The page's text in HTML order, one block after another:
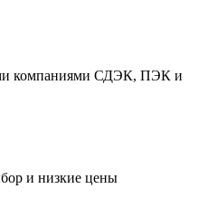
компаниями СДЭК, ПЭК и
и низкие цены